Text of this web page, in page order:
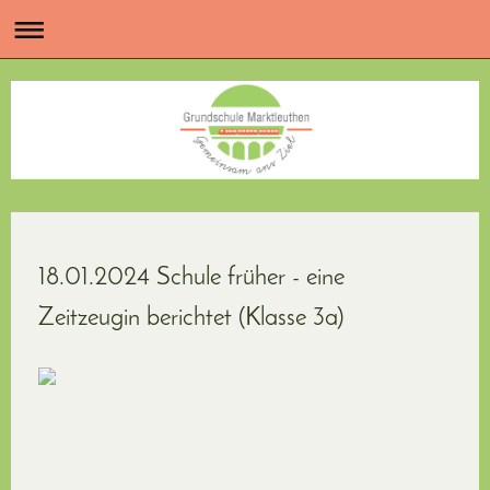
18.01.2024 Schule früher - eine
Zeitzeugin berichtet (Klasse 3a)